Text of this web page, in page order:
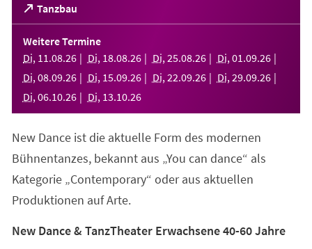
Tanzbau
(Öffnet
in
einem
neuen
Tab)
Weitere Termine
Di, 11 .08.26 Di, 18.08.26 Di, 25.08.26 Di, 01 .09.26
Di, 08.09.26 Di, 15.09.26 Di, 22.09.26 Di, 29.09.26
Di, 06.10.26 Di, 13.10.26
New Dance ist die aktuelle Form des modernen
Bühnentanzes, bekannt aus „You can dance“ als
Kategorie „Contemporary“ oder aus aktuellen
Produktionen auf Arte.
New Dance & TanzTheater Erwachsene 40-60 Jahre